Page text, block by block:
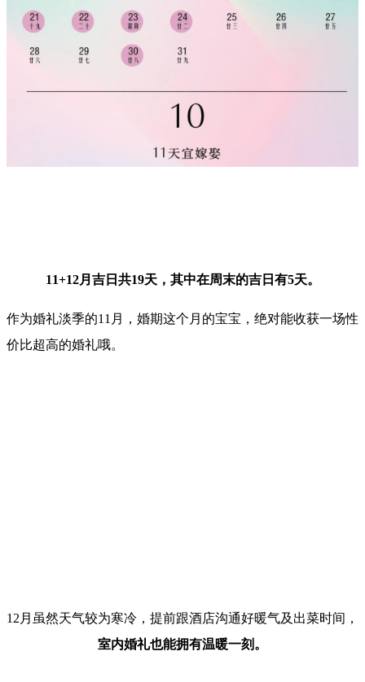
11+12月吉日共19天，其中在周末的吉日有5天。
作为婚礼淡季的11月，婚期这个月的宝宝，绝对能收获一场性
价比超高的婚礼哦。
12月虽然天气较为寒冷，提前跟酒店沟通好暖气及出菜时间，
室内婚礼也能拥有温暖一刻。